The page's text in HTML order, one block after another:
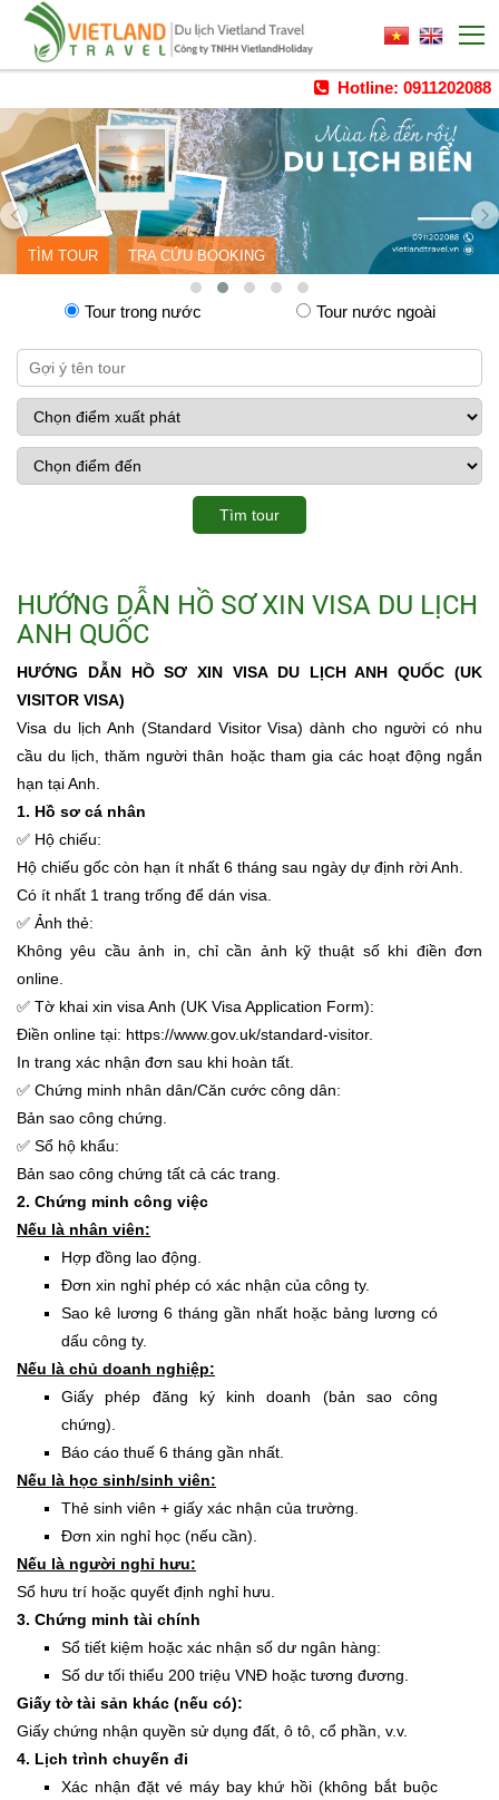
Hotline: 0911202088
TÌM TOUR TRA CỨU BOOKING
Tour trong nước Tour nước ngoài
Tìm tour
HƯỚNG DẪN HỒ SƠ XIN VISA DU LỊCH
ANH QUỐC
HƯỚNG DẪN HỒ SƠ XIN VISA DU LỊCH ANH QUỐC (UK
VISITOR VISA)
Visa du lịch Anh (Standard Visitor Visa) dành cho người có nhu
cầu du lịch, thăm người thân hoặc tham gia các hoạt động ngắn
hạn tại Anh.
1. Hồ sơ cá nhân
✅ Hộ chiếu:
Hộ chiếu gốc còn hạn ít nhất 6 tháng sau ngày dự định rời Anh.
Có ít nhất 1 trang trống để dán visa.
✅ Ảnh thẻ:
Không yêu cầu ảnh in, chỉ cần ảnh kỹ thuật số khi điền đơn
online.
✅ Tờ khai xin visa Anh (UK Visa Application Form):
Điền online tại: https://www.gov.uk/standard-visitor.
In trang xác nhận đơn sau khi hoàn tất.
✅ Chứng minh nhân dân/Căn cước công dân:
Bản sao công chứng.
✅ Sổ hộ khẩu:
Bản sao công chứng tất cả các trang.
2. Chứng minh công việc
Nếu là nhân viên:
Hợp đồng lao động.
Đơn xin nghỉ phép có xác nhận của công ty.
Sao kê lương 6 tháng gần nhất hoặc bảng lương có
dấu công ty.
Nếu là chủ doanh nghiệp:
Giấy phép đăng ký kinh doanh (bản sao công
chứng).
Báo cáo thuế 6 tháng gần nhất.
Nếu là học sinh/sinh viên:
Thẻ sinh viên + giấy xác nhận của trường.
Đơn xin nghỉ học (nếu cần).
Nếu là người nghỉ hưu:
Sổ hưu trí hoặc quyết định nghỉ hưu.
3. Chứng minh tài chính
Sổ tiết kiệm hoặc xác nhận số dư ngân hàng:
Số dư tối thiểu 200 triệu VNĐ hoặc tương đương.
Giấy tờ tài sản khác (nếu có):
Giấy chứng nhận quyền sử dụng đất, ô tô, cổ phần, v.v.
4. Lịch trình chuyến đi
Xác nhận đặt vé máy bay khứ hồi (không bắt buộc